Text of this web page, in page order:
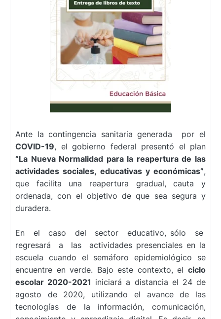
Ante la contingencia sanitaria generada por el
COVID-19, el gobierno federal presentó el plan
“La Nueva Normalidad para la reapertura de las
actividades sociales, educativas y económicas”,
que facilita una reapertura gradual, cauta y
ordenada, con el objetivo de que sea segura y
duradera.
En el caso del sector educativo, sólo se
regresará a las actividades presenciales en la
escuela cuando el semáforo epidemiológico se
encuentre en verde. Bajo este contexto, el ciclo
escolar 2020-2021 iniciará a distancia el 24 de
agosto de 2020, utilizando el avance de las
tecnologías de la información, comunicación,